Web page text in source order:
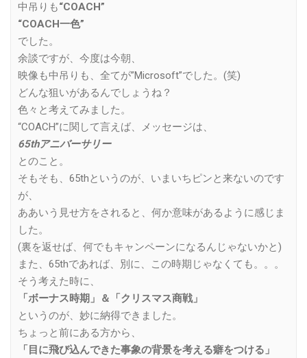
中吊りも“COACH”
“COACH一色”
でした。
余談ですが、今度は今朝、
映像も中吊りも、全てが”Microsoft”でした。(笑)
どんな狙いがあるんでしょうね？
色々と考えてみました。
“COACH”に関して言えば、メッセージは、
65thアニバーサリー
とのこと。
そもそも、65thというのが、いまいちピンと来ないのです
が、
ああいう見せ方をされると、何か意味があるように感じま
した。
(裏を返せば、何でもキャンペーンになるんじゃないかと)
また、65thであれば、別に、この時期じゃなくても。。。
そう考えた時に、
「ボーナス時期」＆「クリスマス商戦」
というのが、妙に納得できました。
ちょっと前にある方から、
「目に飛び込んできた事象の背景を考える癖をつける」